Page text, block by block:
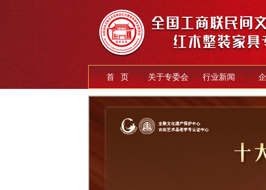
首 页 关于专委会 行业新闻